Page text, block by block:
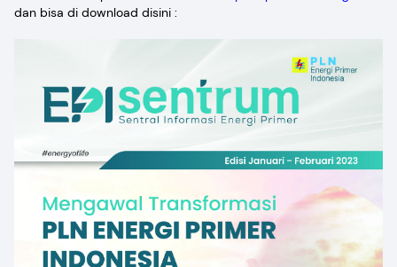
dan bisa di download disini :